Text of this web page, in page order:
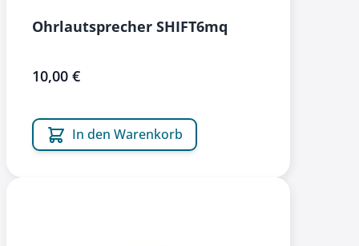
Ohrlautsprecher SHIFT6mq
10,00 €
In den Warenkorb